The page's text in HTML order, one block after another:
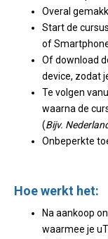
Overal
Start de
of
Of download
device, zodat
Te volgen
waarna de
(Bijv.
Onbeperkte
Hoe werkt het:
Na aankoop
waarmee je